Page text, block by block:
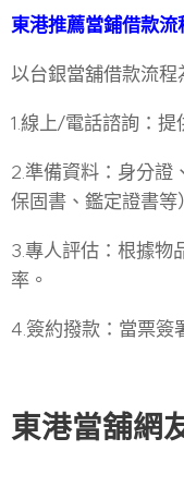
東港推薦當鋪借款流
以台銀當舖借款流程
1.線上/電話諮詢：提
2.準備資料：身分證
保固書、鑑定證書等
3.專人評估：根據物
率。
4.簽約撥款：當票簽
東港當舖網